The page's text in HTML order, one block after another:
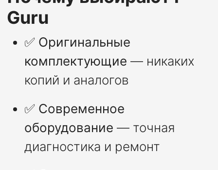
Guru
✅ Оригинальные
комплектующие — никаких
копий и аналогов
✅ Современное
оборудование — точная
диагностика и ремонт